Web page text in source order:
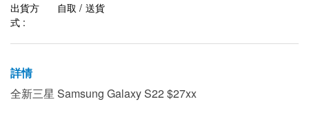
出貨方
式 :
自取 / 送貨
詳情
全新三星 Samsung Galaxy S22 $27xx